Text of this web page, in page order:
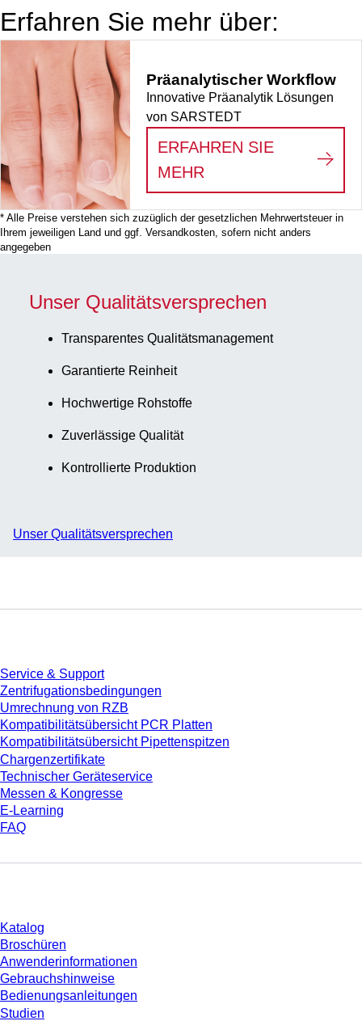
(4%) und 50 S-
Monovetten 25 ml,
Erfahren Sie mehr über:
Präanalytischer Workflow
Innovative Präanalytik Lösungen
von SARSTEDT
ERFAHREN SIE
MEHR
* Alle Preise verstehen sich zuzüglich der gesetzlichen Mehrwertsteuer in
Ihrem jeweiligen Land und ggf. Versandkosten, sofern nicht anders
angegeben
Unser Qualitätsversprechen
Transparentes Qualitätsmanagement
Garantierte Reinheit
Hochwertige Rohstoffe
Zuverlässige Qualität
Kontrollierte Produktion
Unser Qualitätsversprechen
Service & Support
Zentrifugationsbedingungen
Umrechnung von RZB
Kompatibilitätsübersicht PCR Platten
Kompatibilitätsübersicht Pipettenspitzen
Chargenzertifikate
Technischer Geräteservice
Messen & Kongresse
E-Learning
FAQ
Katalog
Broschüren
Anwenderinformationen
Gebrauchshinweise
Bedienungsanleitungen
Studien